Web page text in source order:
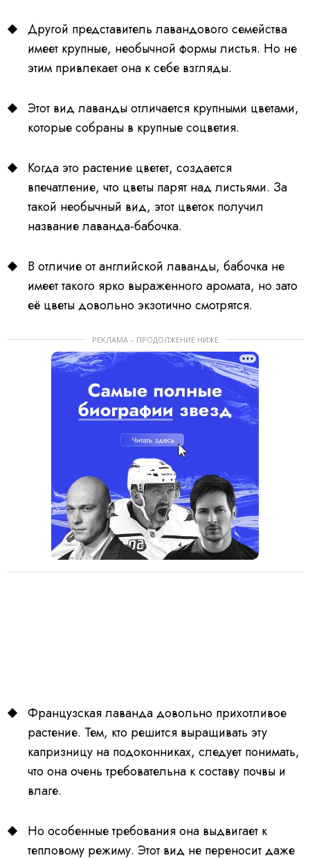
Другой представитель лавандового семейства
имеет крупные, необычной формы листья. Но не
этим привлекает она к себе взгляды.
Этот вид лаванды отличается крупными цветами,
которые собраны в крупные соцветия.
Когда это растение цветет, создается
впечатление, что цветы парят над листьями. За
такой необычный вид, этот цветок получил
название лаванда-бабочка.
В отличие от английской лаванды, бабочка не
имеет такого ярко выраженного аромата, но зато
её цветы довольно экзотично смотрятся.
РЕКЛАМА – ПРОДОЛЖЕНИЕ НИЖЕ
Французская лаванда довольно прихотливое
растение. Тем, кто решится выращивать эту
капризницу на подоконниках, следует понимать,
что она очень требовательна к составу почвы и
влаге.
Но особенные требования она выдвигает к
тепловому режиму. Этот вид не переносит даже